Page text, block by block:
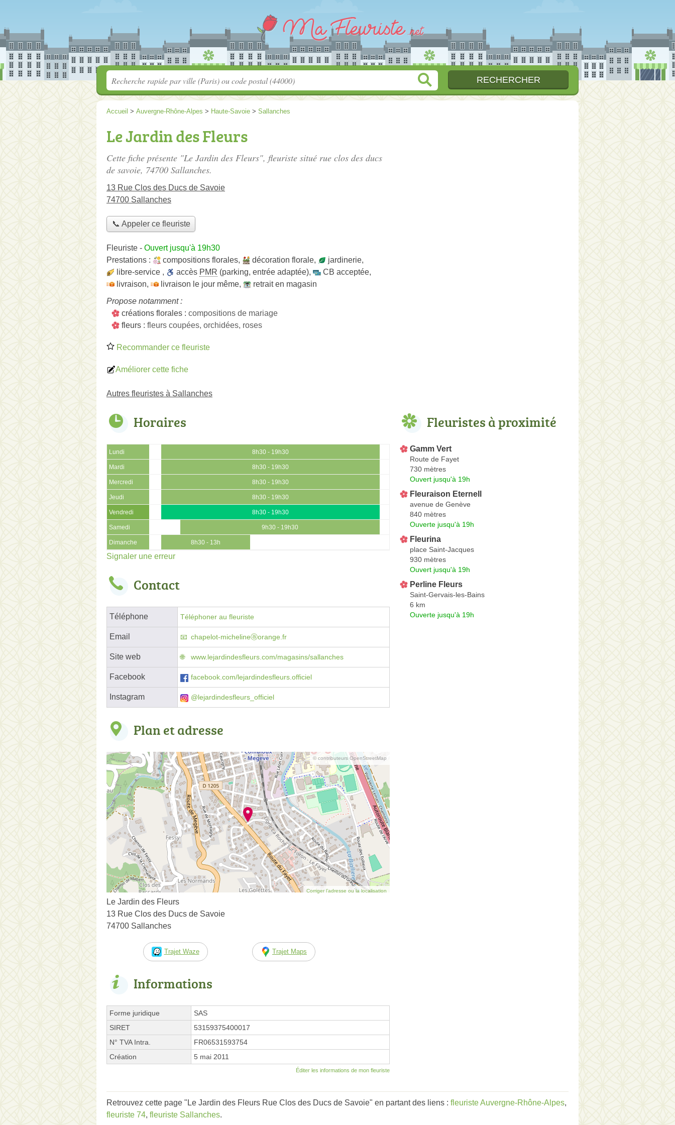
Accueil > Auvergne-Rhône-Alpes > Haute-Savoie > Sallanches
Le Jardin des Fleurs
Cette fiche présente "Le Jardin des Fleurs", fleuriste situé rue clos des ducs
de savoie, 74700 Sallanches.
13 Rue Clos des Ducs de Savoie
74700 Sallanches
📞 Appeler ce fleuriste
Fleuriste - Ouvert jusqu'à 19h30
Prestations :
compositions florales, décoration florale, jardinerie,
libre-service , accès PMR (parking, entrée adaptée), CB acceptée,
livraison, livraison le jour même,
retrait en magasin
Propose notamment :
créations florales : compositions de mariage
fleurs : fleurs coupées, orchidées, roses
Recommander ce fleuriste
Améliorer cette fiche
Autres fleuristes à Sallanches
Horaires
Lundi 8h30 - 19h30
Mardi 8h30 - 19h30
Mercredi 8h30 - 19h30
Jeudi 8h30 - 19h30
Vendredi 8h30 - 19h30
Samedi 9h30 - 19h30
Dimanche 8h30 - 13h
Signaler une erreur
Contact
Téléphone Téléphoner au fleuriste
Email chapelot-michelineⓐorange.fr
Site web www.lejardindesfleurs.com/magasins/sallanches
Facebook facebook.com/lejardindesfleurs.officiel
Instagram @lejardindesfleurs_officiel
Plan et adresse
© contributeurs OpenStreetMap
Corriger l’adresse ou la localisation
Le Jardin des Fleurs
13 Rue Clos des Ducs de Savoie
74700 Sallanches
Trajet Waze Trajet Maps
Informations
Forme juridique
SAS
SIRET
53159375400017
N° TVA Intra.
FR06531593754
Création
5 mai 2011
Éditer les informations de mon fleuriste
Fleuristes à proximité
Gamm Vert
Route de Fayet
730 mètres
Ouvert jusqu'à 19h
Fleuraison Eternell
avenue de Genève
840 mètres
Ouverte jusqu'à 19h
Fleurina
place Saint-Jacques
930 mètres
Ouvert jusqu'à 19h
Perline Fleurs
Saint-Gervais-les-Bains
6 km
Ouverte jusqu'à 19h
Retrouvez cette page "Le Jardin des Fleurs Rue Clos des Ducs de Savoie" en partant des liens : fleuriste Auvergne-Rhône-Alpes,
fleuriste 74, fleuriste Sallanches.